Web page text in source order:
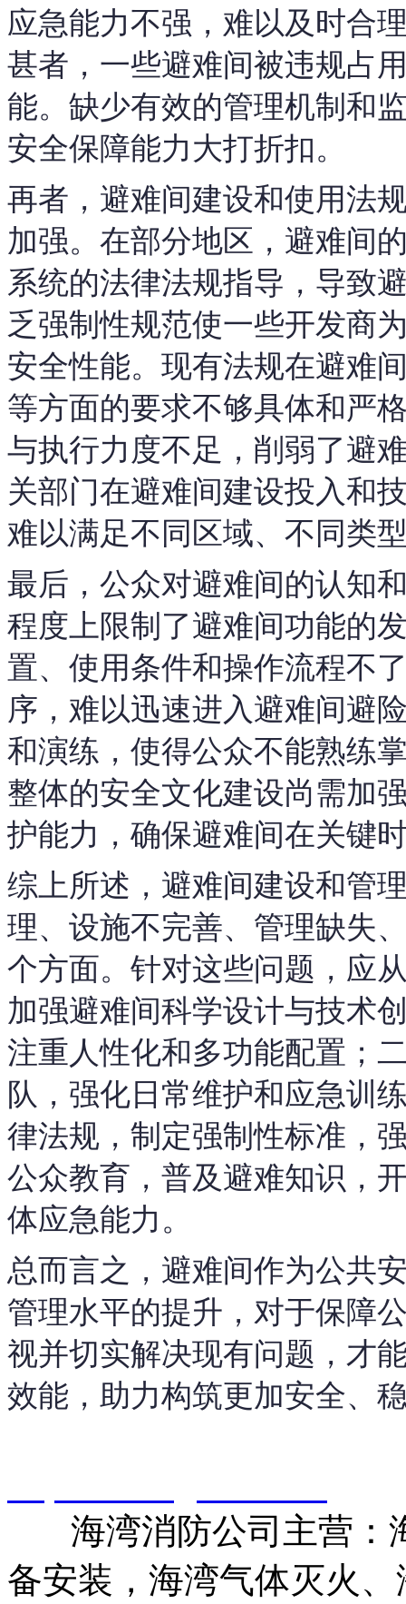
应急能力不强，难以及时合
甚者，一些避难间被违规占
能。缺少有效的管理机制和
安全保障能力大打折扣。
再者，避难间建设和使用法
加强。在部分地区，避难间
系统的法律法规指导，导致
乏强制性规范使一些开发商
安全性能。现有法规在避难
等方面的要求不够具体和严
与执行力度不足，削弱了避
关部门在避难间建设投入和
难以满足不同区域、不同类
最后，公众对避难间的认知
程度上限制了避难间功能的
置、使用条件和操作流程不
序，难以迅速进入避难间避
和演练，使得公众不能熟练
整体的安全文化建设尚需加
护能力，确保避难间在关键
综上所述，避难间建设和管
理、设施不完善、管理缺失
个方面。针对这些问题，应
加强避难间科学设计与技术
注重人性化和多功能配置；
队，强化日常维护和应急训
律法规，制定强制性标准，
公众教育，普及避难知识，
体应急能力。
总而言之，避难间作为公共
管理水平的提升，对于保障
视并切实解决现有问题，才
效能，助力构筑更加安全、
海湾消防公司主营：
备安装，海湾气体灭火